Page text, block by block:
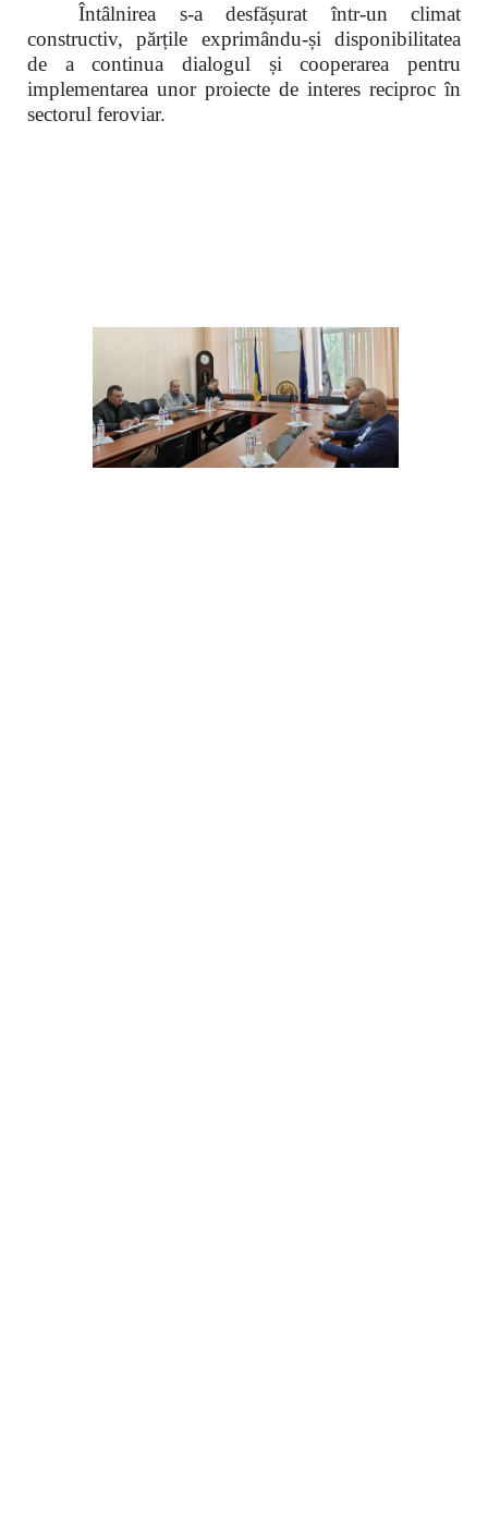
Întâlnirea s-a desfășurat într-un climat
constructiv, părțile exprimându-și disponibilitatea
de a continua dialogul și cooperarea pentru
implementarea unor proiecte de interes reciproc în
sectorul feroviar.